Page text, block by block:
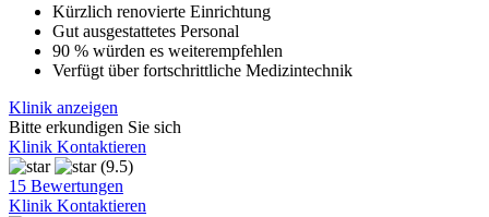
Kürzlich renovierte Einrichtung
Gut ausgestattetes Personal
90 % würden es weiterempfehlen
Verfügt über fortschrittliche Medizintechnik
Klinik anzeigen
Bitte erkundigen Sie sich
Klinik Kontaktieren
(9.5)
15 Bewertungen
Klinik Kontaktieren